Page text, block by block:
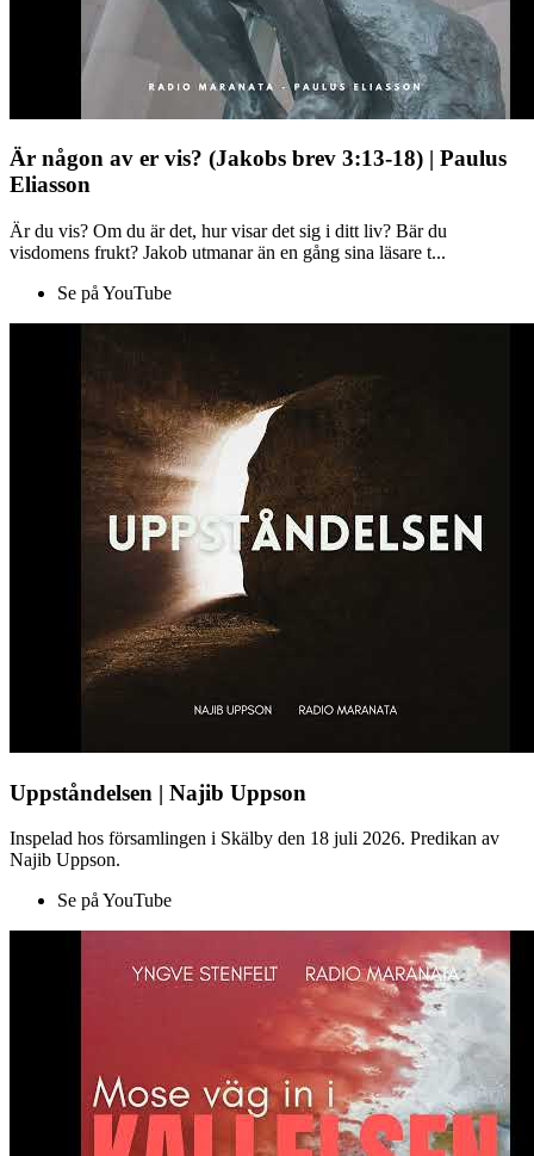
Är någon av er vis? (Jakobs brev 3:13-18) | Paulus
Eliasson
Är du vis? Om du är det, hur visar det sig i ditt liv? Bär du
visdomens frukt? Jakob utmanar än en gång sina läsare t...
Se på YouTube
Uppståndelsen | Najib Uppson
Inspelad hos församlingen i Skälby den 18 juli 2026. Predikan av
Najib Uppson.
Se på YouTube